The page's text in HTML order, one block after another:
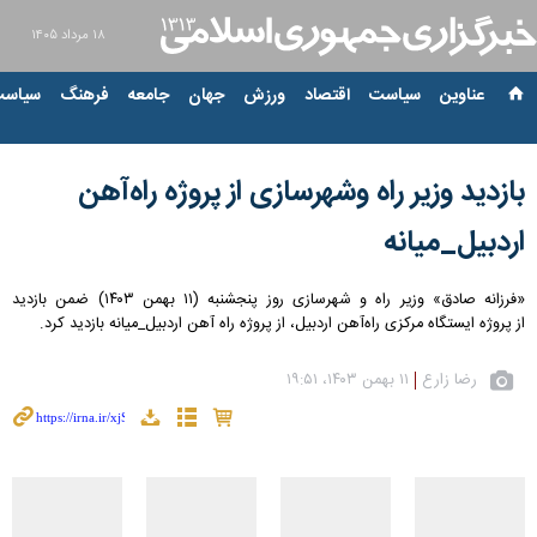
۱۸ مرداد ۱۴۰۵
عناوین‌ سیاست اقتصاد ورزش جهان جامعه فرهنگ
بازدید وزیر راه وشهرسازی از پروژه راه‌آهن
اردبیل_میانه
«فرزانه صادق» وزیر راه و شهرسازی روز پنجشنبه (۱۱ بهمن ۱۴۰۳) ضمن بازدید
از پروژه ایستگاه مرکزی راه‌آهن اردبیل، از پروژه راه آهن اردبیل_میانه بازدید کرد.
رضا زارع ۱۱ بهمن ۱۴۰۳، ۱۹:۵۱